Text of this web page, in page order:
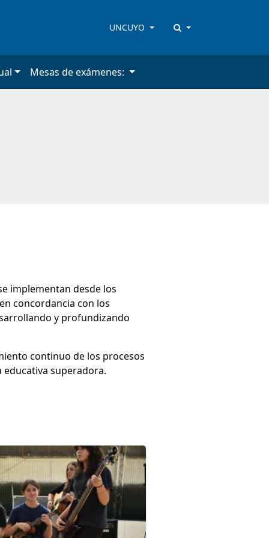
UNCUYO
Mesas de exámenes:
implementan desde los
concordancia con los
y profundizando
continuo de los procesos
superadora.